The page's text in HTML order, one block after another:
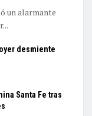
un alarmante
desmiente
Santa Fe tras